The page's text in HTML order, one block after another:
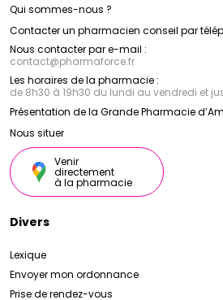
Qui sommes-nous ?
Contacter un pharmacien conseil par
Nous contacter par e-mail :
contact@pharmaforce.fr
Les horaires de la pharmacie :
de 8h30 à 19h30 du lundi au vendredi et
Présentation de la Grande Pharmacie
Nous situer
Venir
directement
à la pharmacie
Divers
Lexique
Envoyer mon ordonnance
Prise de rendez-vous